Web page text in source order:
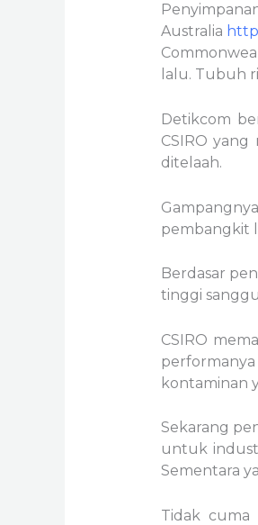
Australia
lalu. Tubuh
Detikcom
CSIRO
ditelaah.
pembangkit
Berdasar
tinggi
CSIRO
kontaminan
Sekarang
untuk
Sementara
Tidak